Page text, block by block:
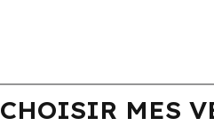
MES